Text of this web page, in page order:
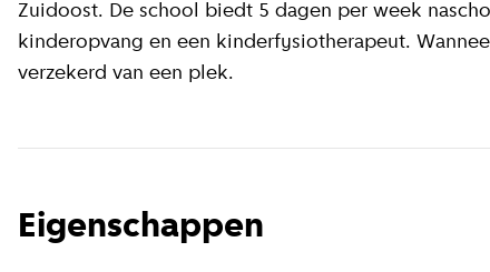
Zuidoost. De school biedt 5 dagen per week
kinderopvang en een kinderfysiotherapeut.
verzekerd van een plek.
Eigenschappen